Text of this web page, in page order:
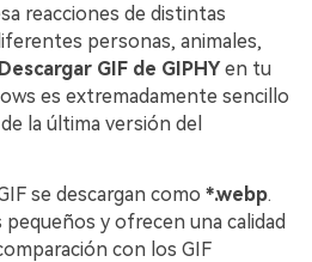
reacciones de distintas
personas, animales,
Descargar GIF de GIPHY en tu
es extremadamente sencillo
la última versión del
se descargan como *.webp.
y ofrecen una calidad
con los GIF